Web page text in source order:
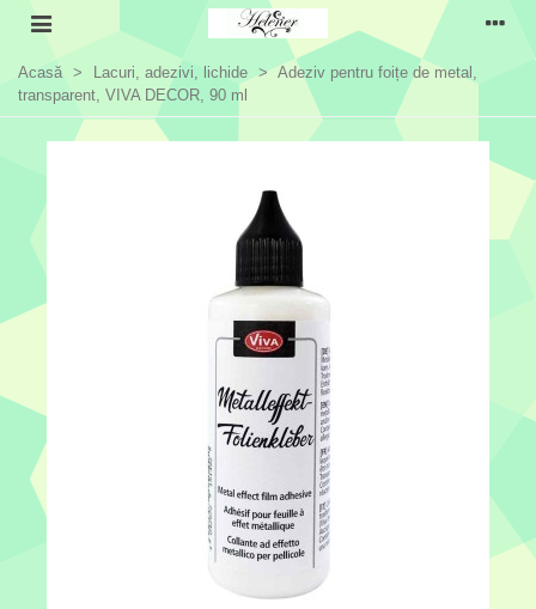
Acasă > Lacuri, adezivi, lichide > Adeziv pentru foițe de metal,
transparent, VIVA DECOR, 90 ml